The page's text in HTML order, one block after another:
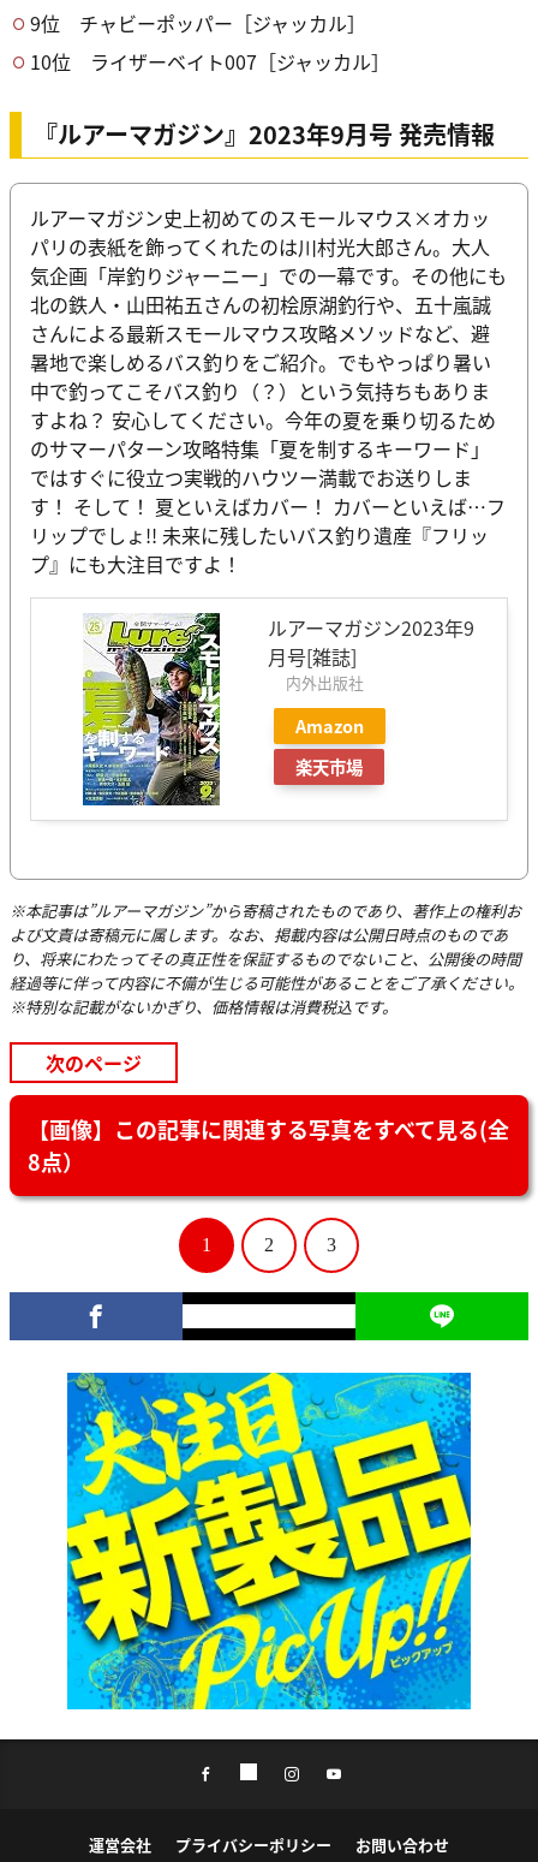
9位 チャビーポッパー［ジャッカル］
10位 ライザーベイト007［ジャッカル］
『ルアーマガジン』2023年9月号 発売情報
ルアーマガジン史上初めてのスモールマウス×オカッ
パリの表紙を飾ってくれたのは川村光大郎さん。大人
気企画「岸釣りジャーニー」での一幕です。その他にも
北の鉄人・山田祐五さんの初桧原湖釣行や、五十嵐誠
さんによる最新スモールマウス攻略メソッドなど、避
暑地で楽しめるバス釣りをご紹介。でもやっぱり暑い
中で釣ってこそバス釣り（？）という気持ちもありま
すよね？ 安心してください。今年の夏を乗り切るため
のサマーパターン攻略特集「夏を制するキーワード」
ではすぐに役立つ実戦的ハウツー満載でお送りしま
す！ そして！ 夏といえばカバー！ カバーといえば…フ
リップでしょ!! 未来に残したいバス釣り遺産『フリッ
プ』にも大注目ですよ！
ルアーマガジン2023年9
月号[雑誌]
内外出版社
Amazon
楽天市場
※本記事は”ルアーマガジン”から寄稿されたものであり、著作上の権利お
よび文責は寄稿元に属します。なお、掲載内容は公開日時点のものであ
り、将来にわたってその真正性を保証するものでないこと、公開後の時間
経過等に伴って内容に不備が生じる可能性があることをご了承ください。
※特別な記載がないかぎり、価格情報は消費税込です。
次のページ
【画像】この記事に関連する写真をすべて見る(全
8点）
1 2 3
運営会社 プライバシーポリシー お問い合わせ